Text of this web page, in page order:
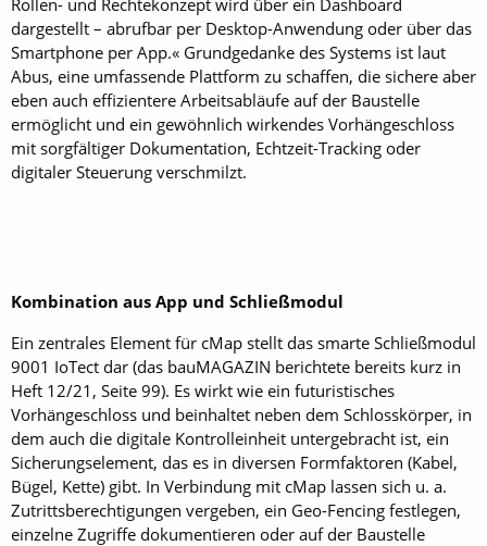
Rollen- und Rechtekonzept wird über ein Dashboard
dargestellt – abrufbar per Desktop-Anwendung oder über das
Smartphone per App.« Grundgedanke des Systems ist laut
Abus, eine umfassende Plattform zu schaffen, die sichere aber
eben auch effizientere Arbeitsabläufe auf der Baustelle
ermöglicht und ein gewöhnlich wirkendes Vorhängeschloss
mit sorgfältiger Dokumentation, Echtzeit-Tracking oder
digitaler Steuerung verschmilzt.
Kombination aus App und Schließmodul
Ein zentrales Element für cMap stellt das smarte Schließmodul
9001 IoTect dar (das bauMAGAZIN berichtete bereits kurz in
Heft 12/21, Seite 99). Es wirkt wie ein futuristisches
Vorhängeschloss und beinhaltet neben dem Schlosskörper, in
dem auch die digitale Kontrolleinheit untergebracht ist, ein
Sicherungselement, das es in diversen Formfaktoren (Kabel,
Bügel, Kette) gibt. In Verbindung mit cMap lassen sich u. a.
Zutrittsberechtigungen vergeben, ein Geo-Fencing festlegen,
einzelne Zugriffe dokumentieren oder auf der Baustelle